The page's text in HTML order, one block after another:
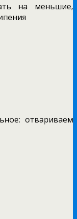
на меньшие,
отвариваем